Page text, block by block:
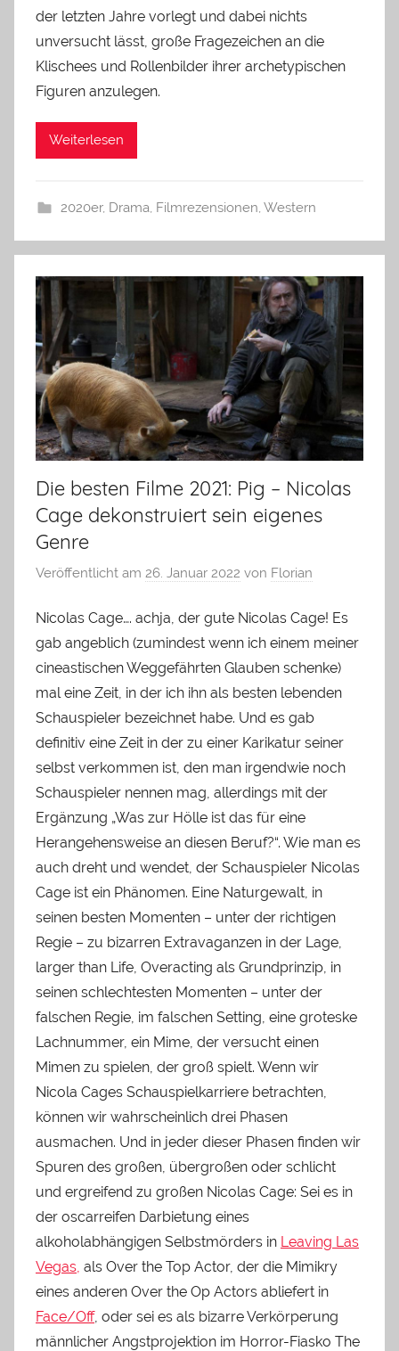
der letzten Jahre vorlegt und dabei nichts
unversucht lässt, große Fragezeichen an die
Klischees und Rollenbilder ihrer archetypischen
Figuren anzulegen.
Weiterlesen
2020er, Drama, Filmrezensionen, Western
Die besten Filme 2021: Pig – Nicolas
Cage dekonstruiert sein eigenes
Genre
Veröffentlicht am 26. Januar 2022 von Florian
Nicolas Cage…. achja, der gute Nicolas Cage! Es
gab angeblich (zumindest wenn ich einem meiner
cineastischen Weggefährten Glauben schenke)
mal eine Zeit, in der ich ihn als besten lebenden
Schauspieler bezeichnet habe. Und es gab
definitiv eine Zeit in der zu einer Karikatur seiner
selbst verkommen ist, den man irgendwie noch
Schauspieler nennen mag, allerdings mit der
Ergänzung „Was zur Hölle ist das für eine
Herangehensweise an diesen Beruf?“. Wie man es
auch dreht und wendet, der Schauspieler Nicolas
Cage ist ein Phänomen. Eine Naturgewalt, in
seinen besten Momenten – unter der richtigen
Regie – zu bizarren Extravaganzen in der Lage,
larger than Life, Overacting als Grundprinzip, in
seinen schlechtesten Momenten – unter der
falschen Regie, im falschen Setting, eine groteske
Lachnummer, ein Mime, der versucht einen
Mimen zu spielen, der groß spielt. Wenn wir
Nicola Cages Schauspielkarriere betrachten,
können wir wahrscheinlich drei Phasen
ausmachen. Und in jeder dieser Phasen finden wir
Spuren des großen, übergroßen oder schlicht
und ergreifend zu großen Nicolas Cage: Sei es in
der oscarreifen Darbietung eines
alkoholabhängigen Selbstmörders in Leaving Las
Vegas, als Over the Top Actor, der die Mimikry
eines anderen Over the Op Actors abliefert in
Face/Off, oder sei es als bizarre Verkörperung
männlicher Angstprojektion im Horror-Fiasko The